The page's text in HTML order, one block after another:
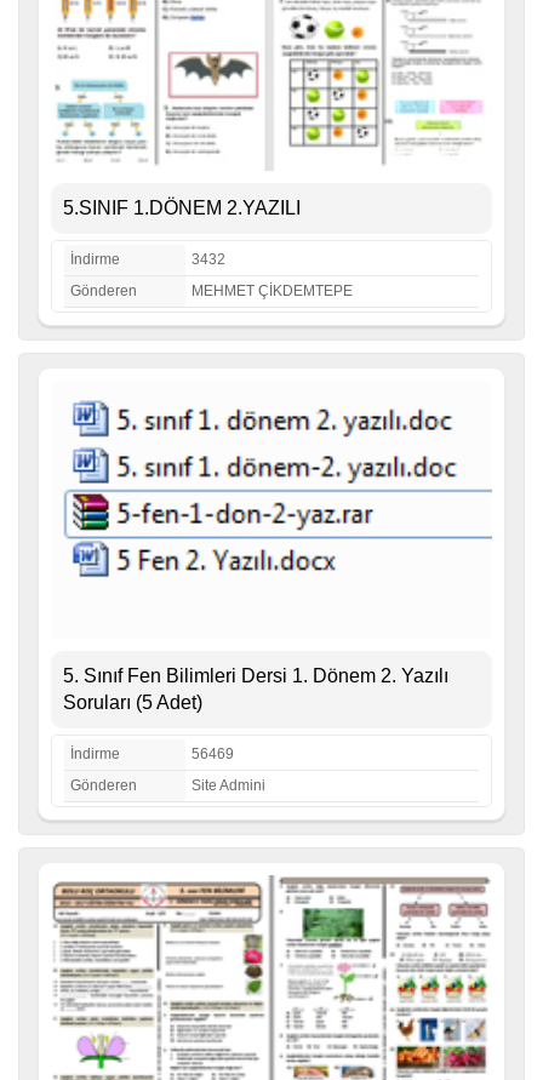
5.SINIF 1.DÖNEM 2.YAZILI
İndirme
3432
Gönderen
MEHMET ÇİKDEMTEPE
5. Sınıf Fen Bilimleri Dersi 1. Dönem 2. Yazılı
Soruları (5 Adet)
İndirme
56469
Gönderen
Site Admini